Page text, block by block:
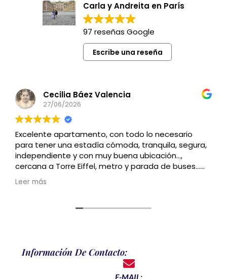
Carla y Andreita en París
97 reseñas Google
Escribe una reseña
Cecilia Báez Valencia
27/06/2026
Excelente apartamento, con todo lo necesario
para tener una estadía cómoda, tranquila, segura,
independiente y con muy buena ubicación…,
cercana a Torre Eiffel, metro y parada de buses…
Recomendado
Leer más
Información De Contacto:
E-MAIL: